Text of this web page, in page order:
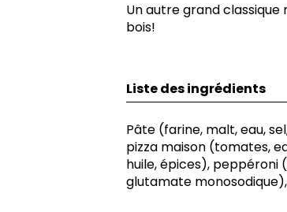
Un autre grand
bois!
Liste des ingrédients
Pâte (farine, malt, eau,
pizza maison (tomates,
huile, épices), peppéroni
glutamate